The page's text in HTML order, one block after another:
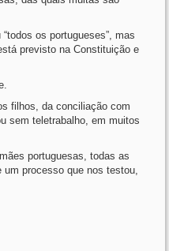
os portugueses”, mas
previsto na Constituição e
filhos, da conciliação com
sem teletrabalho, em muitos
portuguesas, todas as
um processo que nos testou,